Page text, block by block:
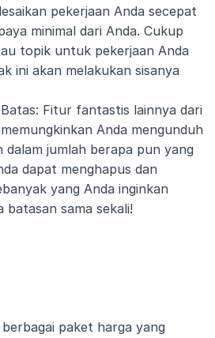
pekerjaan Anda secepat
minimal dari Anda. Cukup
topik untuk pekerjaan Anda
ini akan melakukan sisanya
Fitur fantastis lainnya dari
Anda mengunduh
dalam jumlah berapa pun yang
dapat menghapus dan
yang Anda inginkan
sama sekali!
paket harga yang